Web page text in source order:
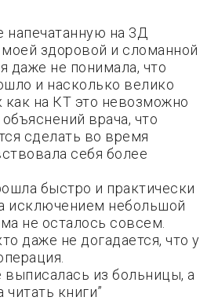
напечатанную на 3Д
здоровой и сломанной
даже не понимала, что
и насколько велико
как на КТ это невозможно
врача, что
сделать во время
себя более
быстро и практически
исключением небольшой
не осталось совсем.
даже не догадается, что у
выписалась из больницы, а
книги”